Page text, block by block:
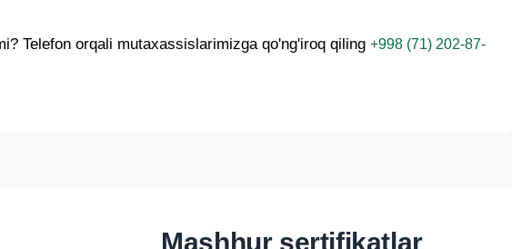
Telefon orqali mutaxassislarimizga qo'ng'iroq qiling +998 (71) 202-87-
Mashhur sertifikatlar